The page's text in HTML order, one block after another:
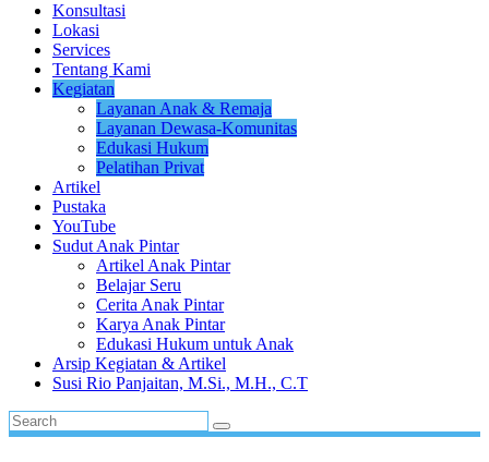
Konsultasi
Lokasi
Services
Tentang Kami
Kegiatan
Layanan Anak & Remaja
Layanan Dewasa-Komunitas
Edukasi Hukum
Pelatihan Privat
Artikel
Pustaka
YouTube
Sudut Anak Pintar
Artikel Anak Pintar
Belajar Seru
Cerita Anak Pintar
Karya Anak Pintar
Edukasi Hukum untuk Anak
Arsip Kegiatan & Artikel
Susi Rio Panjaitan, M.Si., M.H., C.T